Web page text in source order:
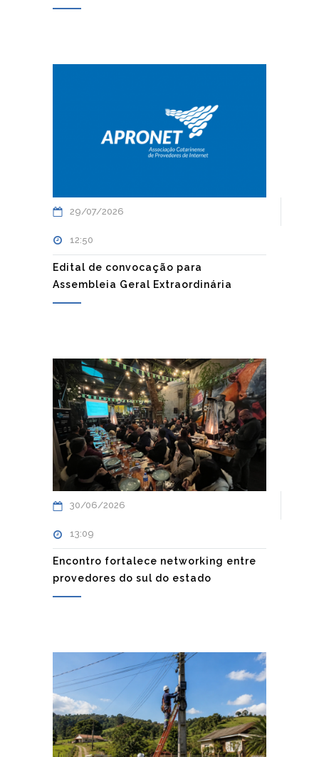
29/07/2026
12:50
Edital de convocação para
Assembleia Geral Extraordinária
30/06/2026
13:09
Encontro fortalece networking entre
provedores do sul do estado